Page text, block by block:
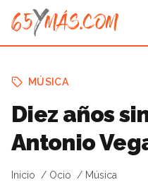
MÚSICA
Diez años
Antonio
Inicio Ocio Música